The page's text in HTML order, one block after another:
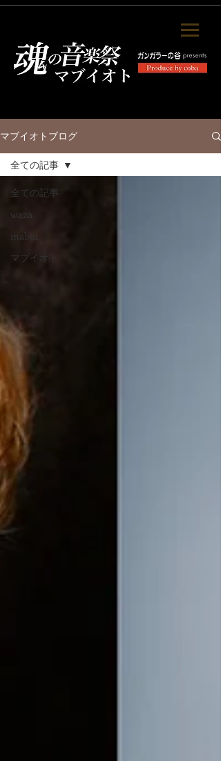
マブイオトブログ
全ての記事
waza
mabui
マブイオト
全ての記事